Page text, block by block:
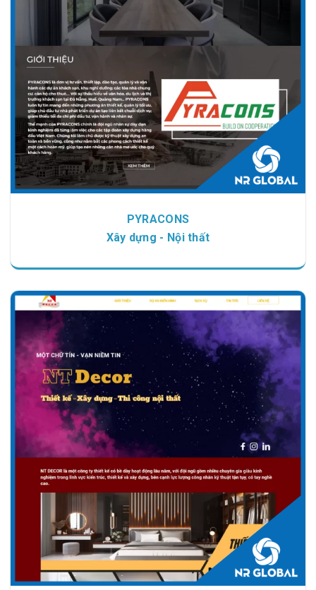
Chi tiết Xem giao diện
PYRACONS
Xây dựng - Nội thất
Chi tiết Xem giao diện